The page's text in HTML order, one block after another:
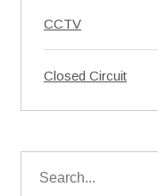
CCTV
Closed Circuit